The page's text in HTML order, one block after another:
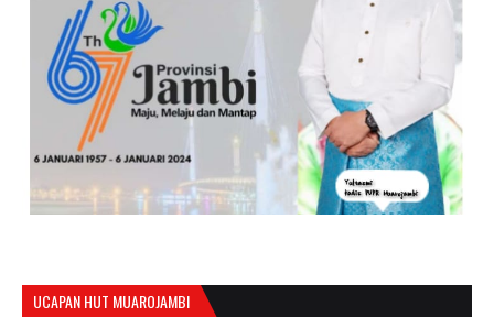
UCAPAN HUT MUAROJAMBI